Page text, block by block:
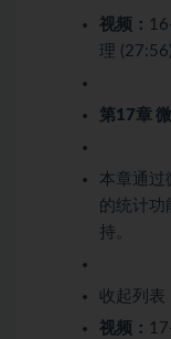
视频：
理 (27:56)
第17章
本章通过
的统计功
持。
收起列表
视频：